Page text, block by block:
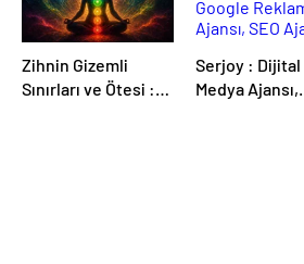
Zihnin Gizemli
Sınırları ve Ötesi :
Serjoy : Dijital
Medya Ajansı,